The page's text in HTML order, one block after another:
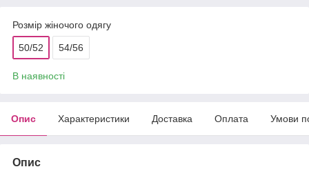
Розмір жіночого одягу
50/52 54/56
В наявності
Опис Характеристики Доставка Оплата Умови
Опис